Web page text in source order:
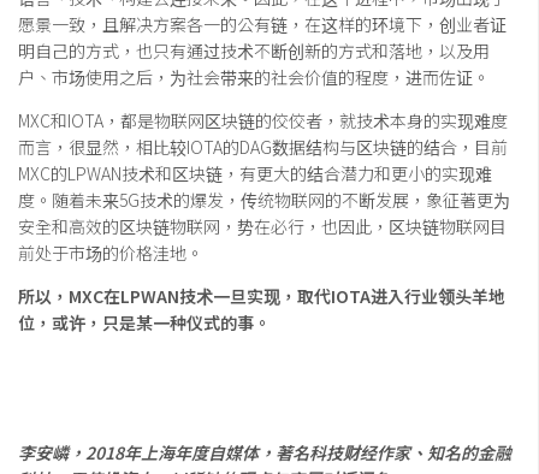
愿景一致，且解决方案各一的公有链，在这样的环境下，创业者证
明自己的方式，也只有通过技术不断创新的方式和落地，以及用
户、市场使用之后，为社会带来的社会价值的程度，进而佐证。
MXC和IOTA，都是物联网区块链的佼佼者，就技术本身的实现难度
而言，很显然，相比较IOTA的DAG数据结构与区块链的结合，目前
MXC的LPWAN技术和区块链，有更大的结合潜力和更小的实现难
度。随着未来5G技术的爆发，传统物联网的不断发展，象征著更为
安全和高效的区块链物联网，势在必行，也因此，区块链物联网目
前处于市场的价格洼地。
所以，MXC在LPWAN技术一旦实现，取代IOTA进入行业领头羊地
位，或许，只是某一种仪式的事。
李安嶙，2018年上海年度自媒体，著名科技财经作家、知名的金融